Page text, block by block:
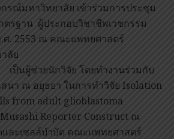
รณ์มหาวิทยาลัย เข้าร่วมการประชุม
ตรฐาน ผู้ประกอบวิชาชีพเวชกรรม
ศ. 2553 ณ คณะแพทยศาสตร์
ลัย
ป็นผู้ช่วยนักวิจัย โดยทำงานร่วมกับ
นา ณ อยุธยา ในการทำวิจัย Isolation
from adult glioblastoma
Reporter Construct ณ
และเซลล์บำบัด คณะแพทยศาสตร์